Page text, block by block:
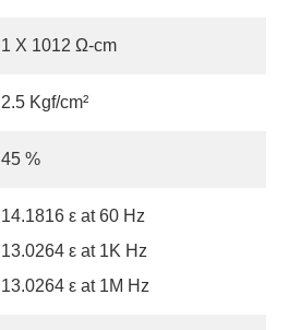
1 X 1012 Ω-cm
2.5 Kgf/cm²
45 %
14.1816 ε at 60 Hz
13.0264 ε at 1K Hz
13.0264 ε at 1M Hz